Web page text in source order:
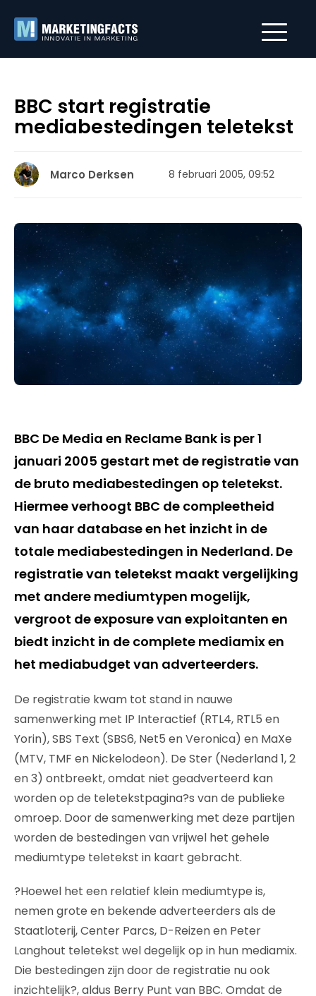
BBC start registratie
mediabestedingen teletekst
Marco Derksen 8 februari 2005, 09:52
BBC De Media en Reclame Bank is per 1
januari 2005 gestart met de registratie van
de bruto mediabestedingen op teletekst.
Hiermee verhoogt BBC de compleetheid
van haar database en het inzicht in de
totale mediabestedingen in Nederland. De
registratie van teletekst maakt vergelijking
met andere mediumtypen mogelijk,
vergroot de exposure van exploitanten en
biedt inzicht in de complete mediamix en
het mediabudget van adverteerders.
De registratie kwam tot stand in nauwe
samenwerking met IP Interactief (RTL4, RTL5 en
Yorin), SBS Text (SBS6, Net5 en Veronica) en MaXe
(MTV, TMF en Nickelodeon). De Ster (Nederland 1, 2
en 3) ontbreekt, omdat niet geadverteerd kan
worden op de teletekstpagina?s van de publieke
omroep. Door de samenwerking met deze partijen
worden de bestedingen van vrijwel het gehele
mediumtype teletekst in kaart gebracht.
?Hoewel het een relatief klein mediumtype is,
nemen grote en bekende adverteerders als de
Staatloterij, Center Parcs, D-Reizen en Peter
Langhout teletekst wel degelijk op in hun mediamix.
Die bestedingen zijn door de registratie nu ook
inzichtelijk?, aldus Berry Punt van BBC. Omdat de